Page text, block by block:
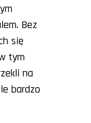
Bez
się
tym
na
bardzo